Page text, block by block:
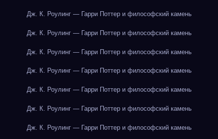
Дж. К. Роулинг — Гарри Поттер и философский камень
Дж. К. Роулинг — Гарри Поттер и философский камень
Дж. К. Роулинг — Гарри Поттер и философский камень
Дж. К. Роулинг — Гарри Поттер и философский камень
Дж. К. Роулинг — Гарри Поттер и философский камень
Дж. К. Роулинг — Гарри Поттер и философский камень
Дж. К. Роулинг — Гарри Поттер и философский камень